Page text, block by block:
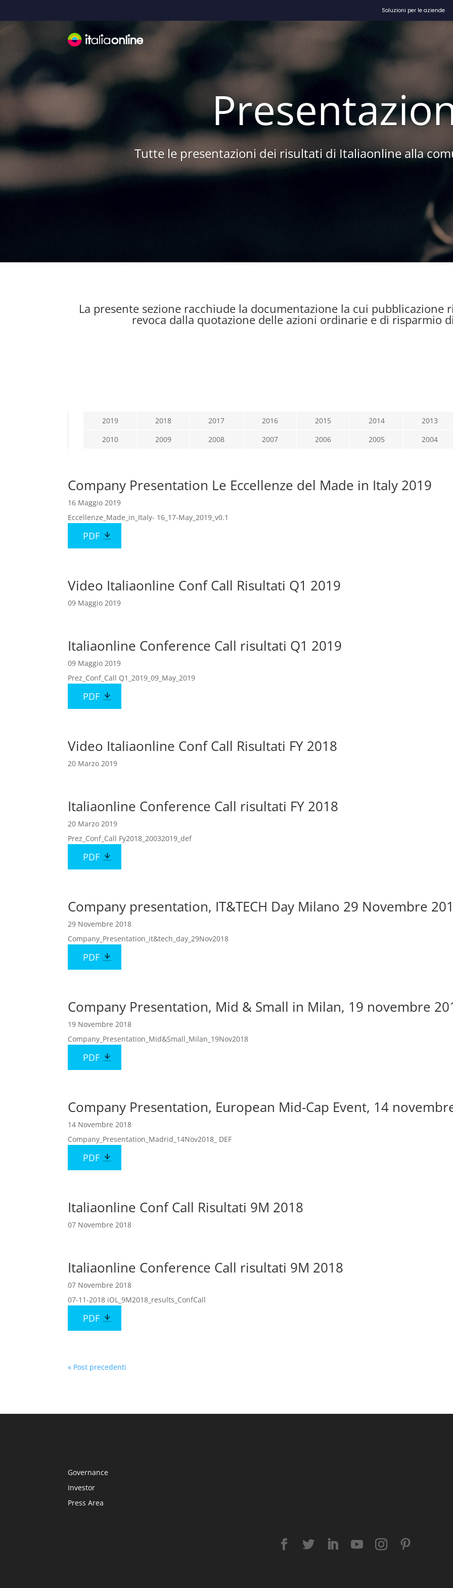
Soluzioni per le aziende
Tutte le presentazioni dei risultati di Italiaonline alla
La presente sezione racchiude la documentazione la cui pubblicazione
revoca dalla quotazione delle azioni ordinarie e di risparmio
2019 2018 2017 2016 2015 2014
2013
2010
2009 2008 2007 2006 2005 2004
Company Presentation Le Eccellenze del Made in Italy 2019
16 Maggio 2019
Eccellenze_Made_in_Italy- 16_17-May_2019_v0.1
PDF
Video Italiaonline Conf Call Risultati Q1 2019
09 Maggio 2019
Italiaonline Conference Call risultati Q1 2019
09 Maggio 2019
Prez_Conf_Call Q1_2019_09_May_2019
PDF
Video Italiaonline Conf Call Risultati FY 2018
20 Marzo 2019
Italiaonline Conference Call risultati FY 2018
20 Marzo 2019
Prez_Conf_Call Fy2018_20032019_def
PDF
Company presentation, IT&TECH Day Milano 29 Novembre
29 Novembre 2018
Company_Presentation_it&tech_day_29Nov2018
PDF
Company Presentation, Mid & Small in Milan, 19 novembre
19 Novembre 2018
Company_Presentation_Mid&Small_Milan_19Nov2018
PDF
Company Presentation, European Mid-Cap Event, 14
14 Novembre 2018
Company_Presentation_Madrid_14Nov2018_ DEF
PDF
Italiaonline Conf Call Risultati 9M 2018
07 Novembre 2018
Italiaonline Conference Call risultati 9M 2018
07 Novembre 2018
07-11-2018 iOL_9M2018_results_ConfCall
PDF
« Post precedenti
Governance
Investor
Press Area